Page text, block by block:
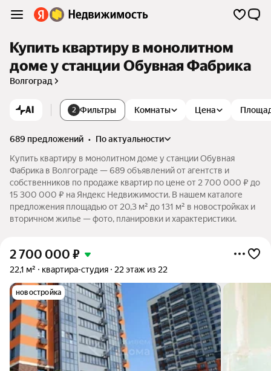
Купить квартиру в монолитном
доме у станции Обувная Фабрика
Волгоград
AI 2 Фильтры Комнаты Цена
689 предложений •
по актуальности
Купить квартиру в монолитном доме у станции Обувная
Фабрика в Волгограде — 689 объявлений от агентств и
собственников по продаже квартир по цене от 2 700 000 ₽ до
15 300 000 ₽ на Яндекс Недвижимости. В нашем каталоге
предложения площадью от 20,3 м² до 131 м² в новостройках и
вторичном жилье — фото, планировки и характеристики.
2 700 000 ₽
22,1 м² квартира-студия 22 этаж из 22
новостройка